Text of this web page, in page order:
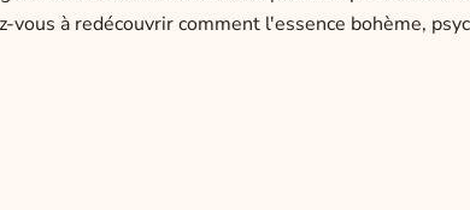
à redécouvrir comment l'essence bohème,